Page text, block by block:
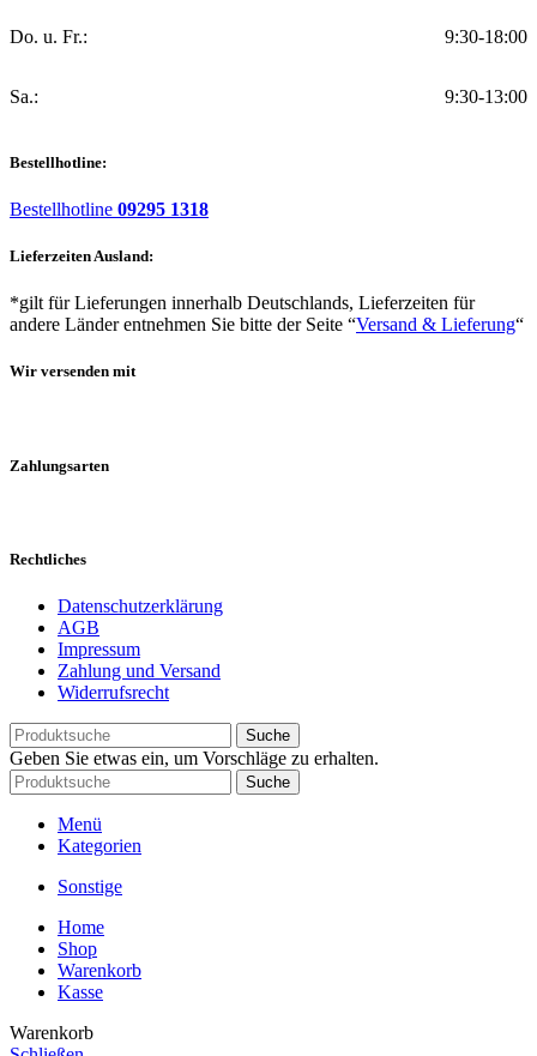
Do. u. Fr.: 9:30-18:00
Sa.: 9:30-13:00
Bestellhotline:
Bestellhotline 09295 1318
Lieferzeiten Ausland:
*gilt für Lieferungen innerhalb Deutschlands, Lieferzeiten für
andere Länder entnehmen Sie bitte der Seite “Versand & Lieferung“
Wir versenden mit
Zahlungsarten
Rechtliches
Datenschutzerklärung
AGB
Impressum
Zahlung und Versand
Widerrufsrecht
Suche
Geben Sie etwas ein, um Vorschläge zu erhalten.
Suche
Menü
Kategorien
Sonstige
Home
Shop
Warenkorb
Kasse
Warenkorb